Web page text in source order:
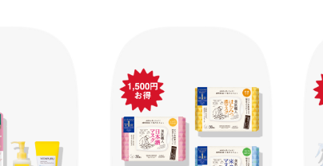
●美容液を出す際は、チューブの先端を
＜クリアターン エッセンスマスク（ビタ
●洗顔後の清潔な肌にお使いください。
●マスクご使用後、乳液、クリームなど
※；有効成分 無印；その他の成分
◆モイスチュアマイルド ホワイト リペ
L－アスコルビン酸2－グルコシド
、ト